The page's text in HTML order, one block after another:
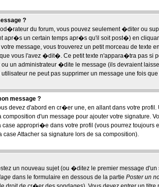
?
du forum, vous pouvez seulement �diter ou
apr�s un certain temps apr�s qu'il soit post�) en
message, vous trouverez un petit morceau de texte
vous l'avez �dit�. Ce petit texte n'appara�tra pas si
un administrateur �dite le message (ils devraient
ne peut pas supprimer un message une fois
message ?
devez d'abord en cr�er une, en allant dans votre
composition d'un message pour ajouter votre signature.
appropri�e dans votre profil (vous pourrez toujours
Attacher sa signature lors de sa composition).
un nouveau sujet (ou �ditez le premier message d'un
dans le formulaire en dessous de la partie Poster un